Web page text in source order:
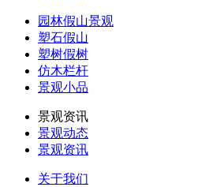
园林假山景观
塑石假山
塑树假树
仿木栏杆
景观小品
景观资讯
景观动态
景观资讯
关于我们